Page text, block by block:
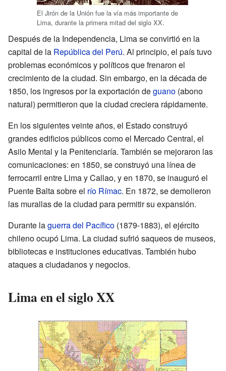
El Jirón de la Unión fue la vía más importante de
Lima, durante la primera mitad del siglo XX.
Después de la Independencia, Lima se convirtió en la
capital de la República del Perú. Al principio, el país tuvo
problemas económicos y políticos que frenaron el
crecimiento de la ciudad. Sin embargo, en la década de
1850, los ingresos por la exportación deguano (abono
natural) permitieron que la ciudad creciera rápidamente.
En los siguientes veinte años, el Estado construyó
grandes edificios públicos como el Mercado Central, el
Asilo Mental y la Penitenciaría. También se mejoraron las
comunicaciones: en 1850, se construyó una línea de
ferrocarril entre Lima y Callao, y en 1870, se inauguró el
Puente Balta sobre el río Rímac. En 1872, se demolieron
las murallas de la ciudad para permitir su expansión.
Durante laguerra del Pacífico (1879-1883), el ejército
chileno ocupó Lima. La ciudad sufrió saqueos de museos,
bibliotecas e instituciones educativas. También hubo
ataques a ciudadanos y negocios.
Lima en el siglo XX